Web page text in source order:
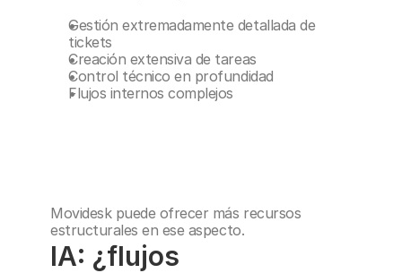
Gestión extremadamente detallada de
tickets
Creación extensiva de tareas
Control técnico en profundidad
Flujos internos complejos
Movidesk puede ofrecer más recursos
estructurales en ese aspecto.
IA: ¿flujos